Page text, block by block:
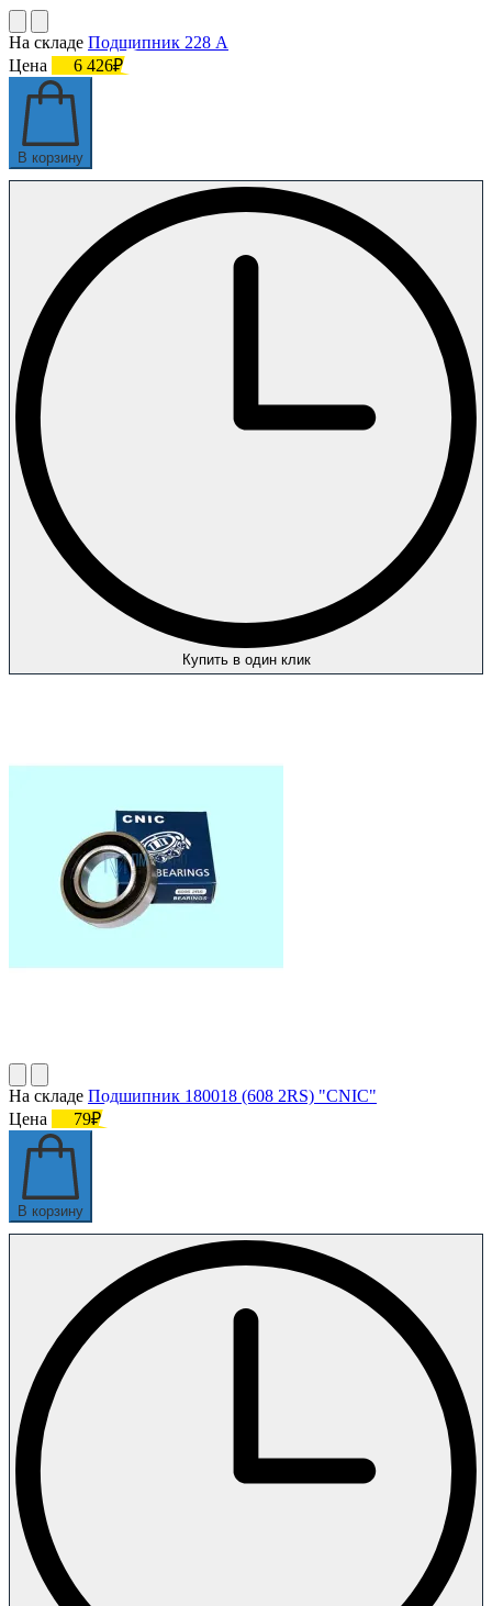
На складе Подшипник 228 А
Цена
6 426₽
В корзину
Купить в один клик
На складе Подшипник 180018 (608 2RS) "CNIC"
Цена
79₽
В корзину